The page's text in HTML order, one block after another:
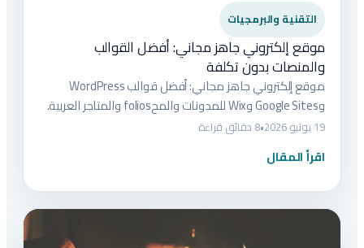
التقنية والبرمجيات
موقع إلكتروني جاهز مجاني: أفضل القوالب
والمنصات بدون تكلفة
موقع إلكتروني جاهز مجاني: أفضل قوالب WordPress
وGoogle Sites وWix للمدونات والمحfolios والمتاجر العربية.
19 يونيو 2026 •8 دقائق قراءة
اقرأ المقال